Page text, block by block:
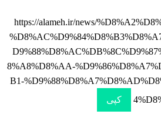
https://alameh.ir/news/
8%A8%D8%AA-
B1-
کپی